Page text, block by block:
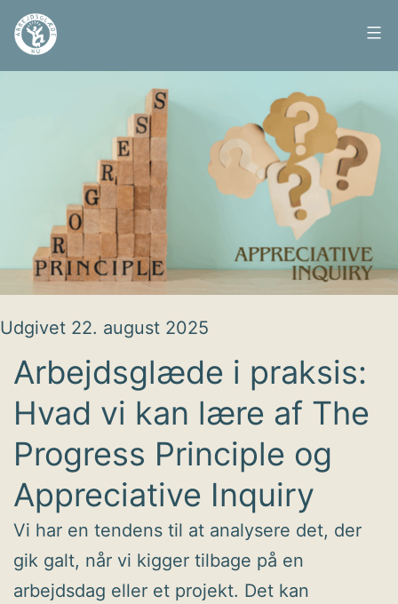
Fortsæt
Arbejdsglæde
Udgivet 22. august 2025
Arbejdsglæde i praksis:
Hvad vi kan lære af The
Progress Principle og
Appreciative Inquiry
Vi har en tendens til at analysere det, der
gik galt, når vi kigger tilbage på en
arbejdsdag eller et projekt. Det kan